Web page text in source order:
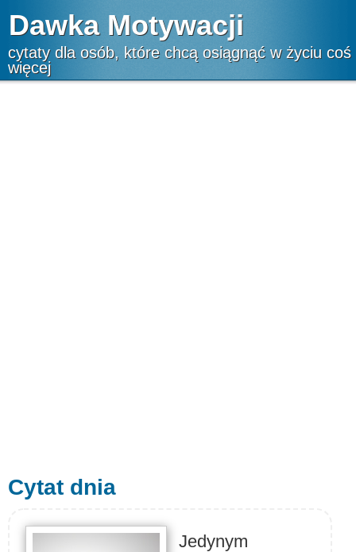
Dawka Motywacji
cytaty dla osób, które chcą osiągnąć w życiu coś
więcej
Cytat dnia
Jedynym